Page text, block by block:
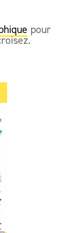
pour